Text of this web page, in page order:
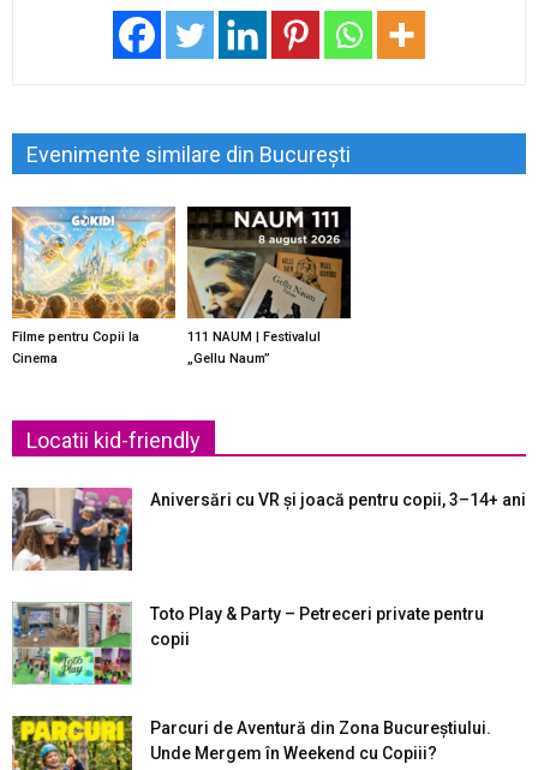
Evenimente similare din București
Filme pentru Copii la
Cinema
111 NAUM | Festivalul
„Gellu Naum”
Locatii kid-friendly
Aniversări cu VR și joacă pentru copii, 3–14+ ani
Toto Play & Party – Petreceri private pentru
copii
Parcuri de Aventură din Zona Bucureştiului.
Unde Mergem în Weekend cu Copiii?